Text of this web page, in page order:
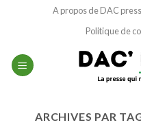
A propos de DAC
Politique de
ARCHIVES PAR